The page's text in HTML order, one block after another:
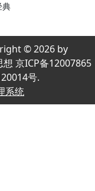
典
© 2026 by
京ICP备12007865
号.
系统